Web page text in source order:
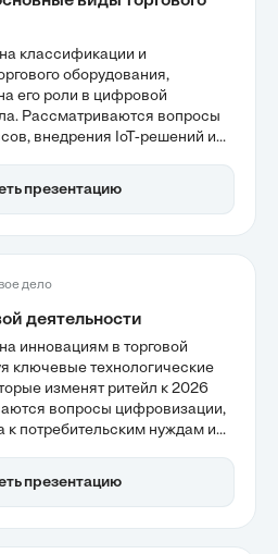
классификации и
оборудования,
его роли в цифровой
Рассматриваются вопросы
внедрения IoT-решений и
технологии помогают
магазинов и улучшить
презентацию
дело
деятельности
инновациям в торговой
ключевые технологические
изменят ритейл к 2026
вопросы цифровизации,
к потребительским нуждам и
и интеграция
эффективность бизнеса и
презентацию